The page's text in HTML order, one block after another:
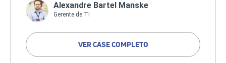
Alexandre Bartel Manske
Gerente de TI
VER CASE COMPLETO